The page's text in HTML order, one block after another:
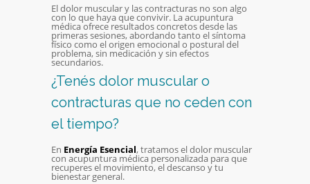
El dolor muscular y las contracturas no son algo
con lo que haya que convivir. La acupuntura
médica ofrece resultados concretos desde las
primeras sesiones, abordando tanto el síntoma
físico como el origen emocional o postural del
problema, sin medicación y sin efectos
secundarios.
¿Tenés dolor muscular o
contracturas que no ceden con
el tiempo?
En Energía Esencial, tratamos el dolor muscular
con acupuntura médica personalizada para que
recuperes el movimiento, el descanso y tu
bienestar general.